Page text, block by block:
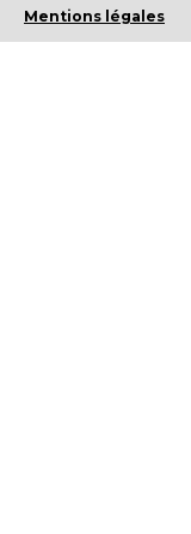
Mentions légales